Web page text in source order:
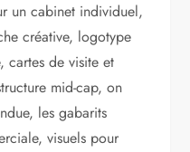
un cabinet individuel,
créative, logotype
cartes de visite et
mid-cap, on
les gabarits
visuels pour